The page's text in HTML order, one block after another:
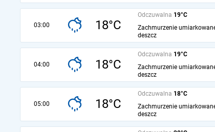
03:00 18°C
Odczuwalna 19°C
Zachmurzenie
deszcz
04:00 18°C
Odczuwalna 19°C
Zachmurzenie
deszcz
05:00 18°C
Odczuwalna 18°C
Zachmurzenie
deszcz